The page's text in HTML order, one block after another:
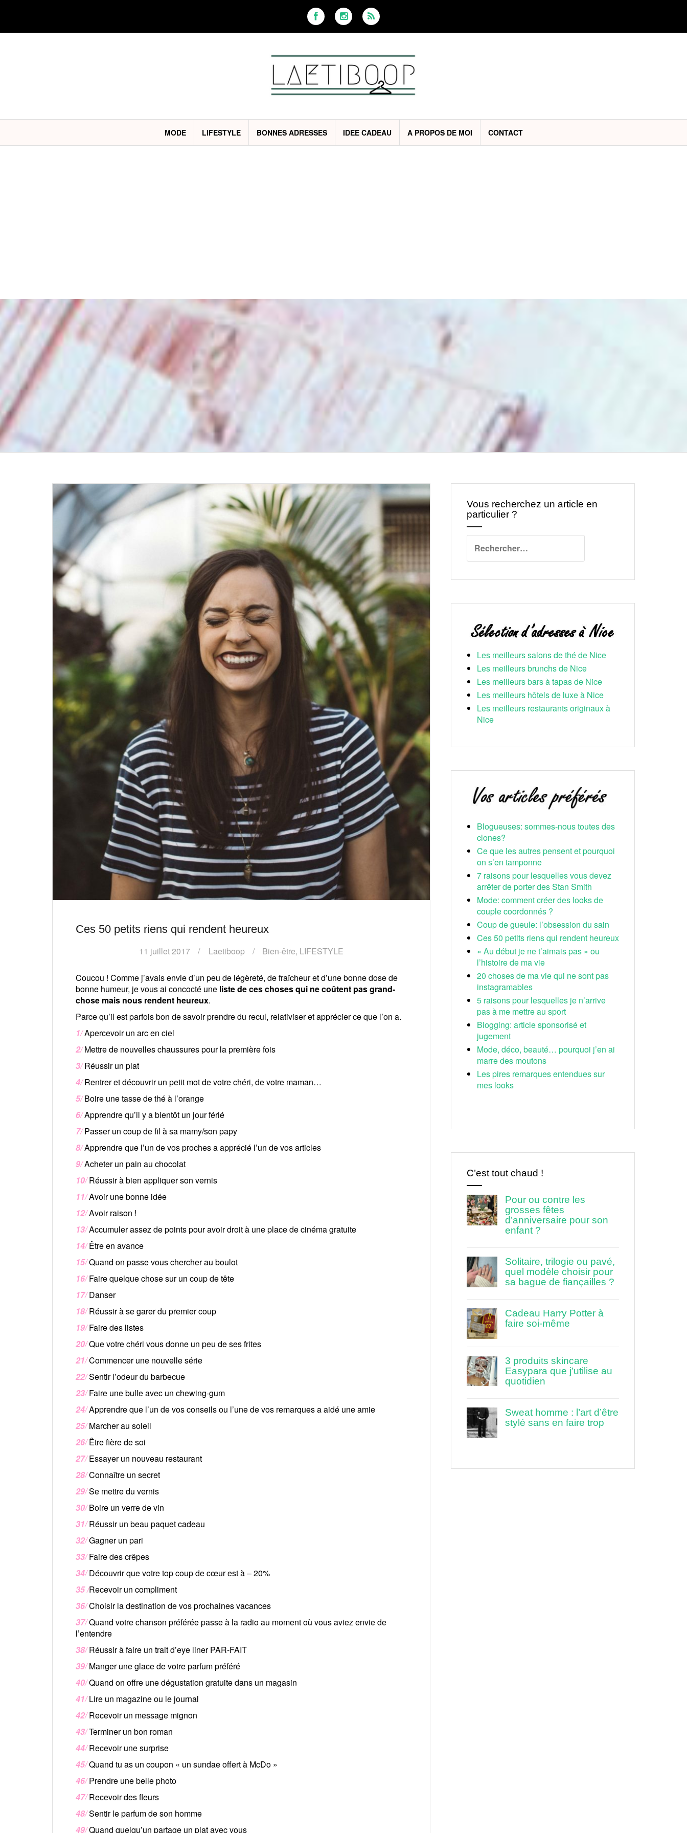
MODE LIFESTYLE BONNES ADRESSES IDEE CADEAU A PROPOS DE MOI CONTACT
Ces 50 petits riens qui rendent heureux
11 juillet 2017 Laetiboop Bien-être, LIFESTYLE
Coucou ! Comme j’avais envie d’un peu de légèreté, de fraîcheur et d’une bonne dose de
bonne humeur, je vous ai concocté une liste de ces choses qui ne coûtent pas grand-
chose mais nous rendent heureux.
Parce qu’il est parfois bon de savoir prendre du recul, relativiser et apprécier ce que l’on a.
1/Apercevoir un arc en ciel
2/ Mettre de nouvelles chaussures pour la première fois
3/Réussir un plat
4/Rentrer et découvrir un petit mot de votre chéri, de votre maman…
5/ Boire une tasse de thé à l’orange
6/Apprendre qu’il y a bientôt un jour férié
7/Passer un coup de fil à sa mamy/son papy
8/Apprendre que l’un de vos proches a apprécié l’un de vos articles
9/Acheter un pain au chocolat
10/Réussir à bien appliquer son vernis
11/Avoir une bonne idée
12/Avoir raison !
13/Accumuler assez de points pour avoir droit à une place de cinéma gratuite
14/Être en avance
15/Quand on passe vous chercher au boulot
16/Faire quelque chose sur un coup de tête
17/ Danser
18/Réussir à se garer du premier coup
19/Faire des listes
20/Que votre chéri vous donne un peu de ses frites
21/Commencer une nouvelle série
22/Sentir l’odeur du barbecue
23/ Faire une bulle avec un chewing-gum
24/Apprendre que l’un de vos conseils ou l’une de vos remarques a aidé une amie
25/Marcher au soleil
26/ Être fière de soi
27/ Essayer un nouveau restaurant
28/Connaître un secret
29/Se mettre du vernis
30/Boire un verre de vin
31/Réussir un beau paquet cadeau
32/Gagner un pari
33/ Faire des crêpes
34/Découvrir que votre top coup de cœur est à – 20%
35 /Recevoir un compliment
36/Choisir la destination de vos prochaines vacances
37/Quand votre chanson préférée passe à la radio au moment où vous aviez envie de
l’entendre
38/Réussir à faire un trait d’eye liner PAR-FAIT
39/ Manger une glace de votre parfum préféré
40/Quand on offre une dégustation gratuite dans un magasin
41/Lire un magazine ou le journal
42/Recevoir un message mignon
43/Terminer un bon roman
44/ Recevoir une surprise
45/Quand tu as un coupon « un sundae offert à McDo »
46/ Prendre une belle photo
47/Recevoir des fleurs
48/Sentir le parfum de son homme
49/Quand quelqu’un partage un plat avec vous
Vous recherchez un article en
particulier ?
Les meilleurs salons de thé de Nice
Les meilleurs brunchs de Nice
Les meilleurs bars à tapas de Nice
Les meilleurs hôtels de luxe à Nice
Les meilleurs restaurants originaux à
Nice
Blogueuses: sommes-nous toutes des
clones?
Ce que les autres pensent et pourquoi
on s’en tamponne
7 raisons pour lesquelles vous devez
arrêter de porter des Stan Smith
Mode: comment créer des looks de
couple coordonnés ?
Coup de gueule: l’obsession du sain
Ces 50 petits riens qui rendent heureux
« Au début je ne t’aimais pas » ou
l’histoire de ma vie
20 choses de ma vie qui ne sont pas
instagramables
5 raisons pour lesquelles je n’arrive
pas à me mettre au sport
Blogging: article sponsorisé et
jugement
Mode, déco, beauté… pourquoi j’en ai
marre des moutons
Les pires remarques entendues sur
mes looks
C’est tout chaud !
Pour ou contre les
grosses fêtes
d’anniversaire pour son
enfant ?
Solitaire, trilogie ou pavé,
quel modèle choisir pour
sa bague de fiançailles ?
Cadeau Harry Potter à
faire soi-même
3 produits skincare
Easypara que j’utilise au
quotidien
Sweat homme : l’art d’être
stylé sans en faire trop